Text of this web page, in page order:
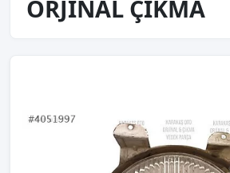
ORJİNAL ÇIKMA